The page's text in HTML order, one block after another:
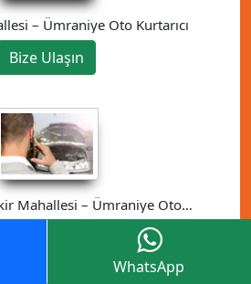
WhatsApp
– Ümraniye Oto Kurtarıcı
Bize Ulaşın
Mahallesi – Ümraniye Oto
Kurtarıcı